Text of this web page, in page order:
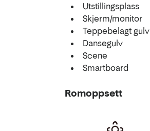
Utstillingsplass
Skjerm/monitor
Teppebelagt gulv
Dansegulv
Scene
Smartboard
Romoppsett